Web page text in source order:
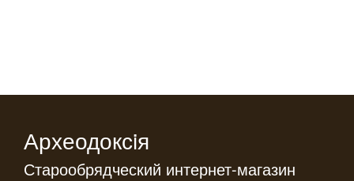
Археодоксiя
Старообрядческий интернет-магазин